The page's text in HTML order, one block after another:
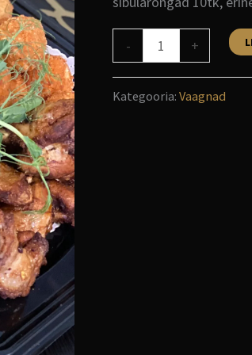
- +
Kategooria: Vaagnad